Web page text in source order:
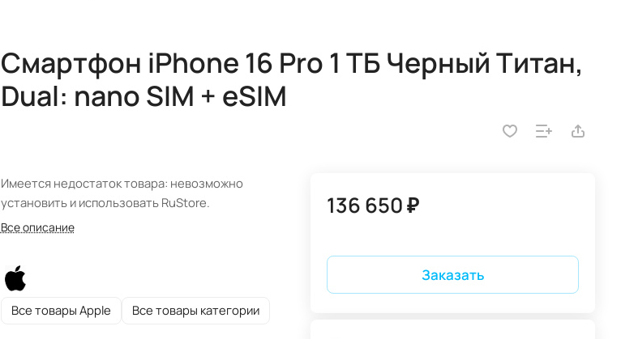
Смартфон iPhone 16 Pro 1 ТБ Черный Титан,
Dual: nano SIM + eSIM
Имеется недостаток товара: невозможно
установить и использовать RuStore.
Все описание
Все товары Apple Все товары категории
136 650 ₽
Заказать